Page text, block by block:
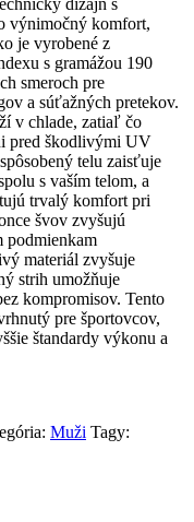
dizajn s
výnimočný komfort,
je vyrobené z
s gramážou 190
smeroch pre
a súťažných pretekov.
v chlade, zatiaľ čo
pred škodlivými UV
telu zaisťuje
s vaším telom, a
trvalý komfort pri
švov zvyšujú
podmienkam
materiál zvyšuje
strih umožňuje
kompromisov. Tento
pre športovcov,
štandardy výkonu a
Muži Tagy: